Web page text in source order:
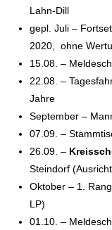
Lahn-Dill
gepl. Juli –
2020, ohne
15.08. –
22.08. –
Jahre
September –
07.09. –
26.09. –
Steindorf
Oktober – 1.
LP)
01.10. –